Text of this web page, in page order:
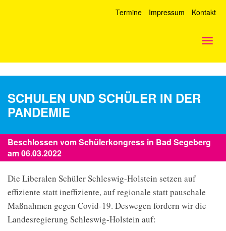
Termine Impressum Kontakt
SCHULEN UND SCHÜLER IN DER
PANDEMIE
Beschlossen vom Schülerkongress in Bad Segeberg
am 06.03.2022
Die Liberalen Schüler Schleswig-Holstein setzen auf
effiziente statt ineffiziente, auf regionale statt pauschale
Maßnahmen gegen Covid-19. Deswegen fordern wir die
Landesregierung Schleswig-Holstein auf: